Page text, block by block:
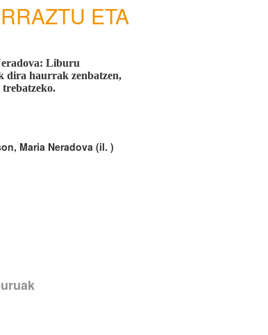
ETA
: Liburu
dira haurrak zenbatzen,
trebatzeko.
Maria Neradova (il. )